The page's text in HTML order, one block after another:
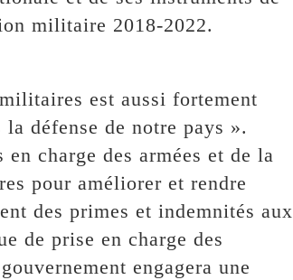
militaire 2018-2022.
est aussi fortement
défense de notre pays ».
charge des armées et de la
pour améliorer et rendre
des primes et indemnités aux
de prise en charge des
engagera une